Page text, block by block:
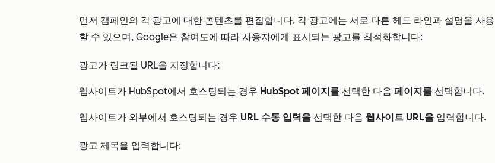
먼저 캠페인의 각 광고에 대한 콘텐츠를 편집합니다. 각 광고에는 서로 다른 헤드 라인과 설명을 사용
할 수 있으며, Google은 참여도에 따라 사용자에게 표시되는 광고를 최적화합니다:
광고가 링크될 URL을 지정합니다:
웹사이트가 HubSpot에서 호스팅되는 경우 HubSpot 페이지를 선택한 다음 페이지를 선택합니다.
웹사이트가 외부에서 호스팅되는 경우 URL 수동 입력을 선택한 다음 웹사이트 URL을 입력합니다.
광고 제목을 입력합니다: